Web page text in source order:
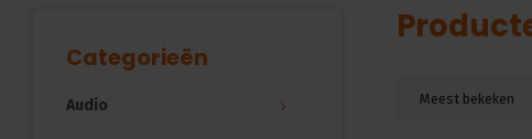
Categorieën
Audio Meest bekeken